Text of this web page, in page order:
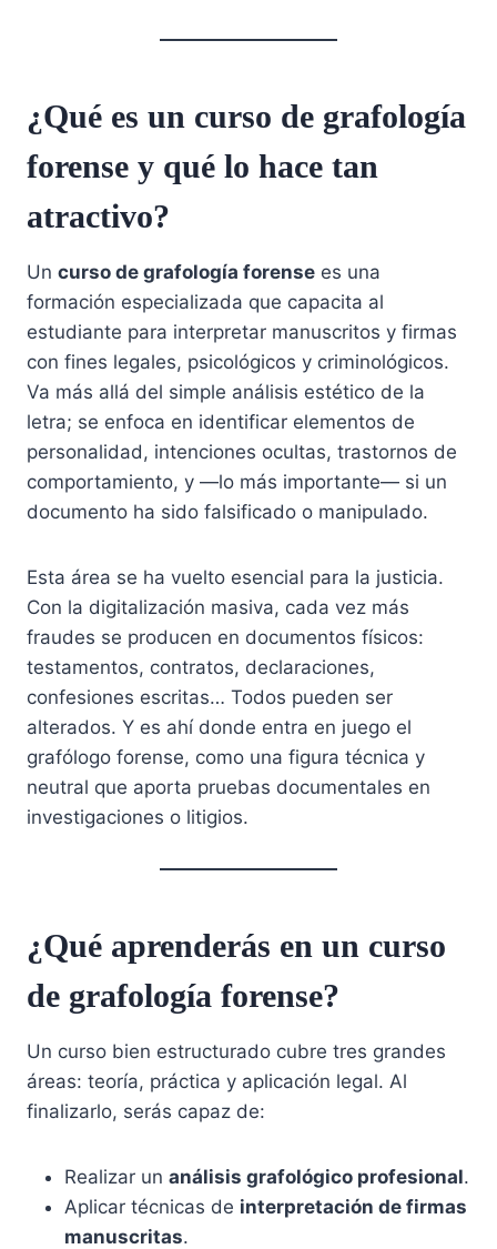
¿Qué es un curso de grafología
forense y qué lo hace tan
atractivo?
Un curso de grafología forense es una
formación especializada que capacita al
estudiante para interpretar manuscritos y firmas
con fines legales, psicológicos y criminológicos.
Va más allá del simple análisis estético de la
letra; se enfoca en identificar elementos de
personalidad, intenciones ocultas, trastornos de
comportamiento, y —lo más importante— si un
documento ha sido falsificado o manipulado.
Esta área se ha vuelto esencial para la justicia.
Con la digitalización masiva, cada vez más
fraudes se producen en documentos físicos:
testamentos, contratos, declaraciones,
confesiones escritas… Todos pueden ser
alterados. Y es ahí donde entra en juego el
grafólogo forense, como una figura técnica y
neutral que aporta pruebas documentales en
investigaciones o litigios.
¿Qué aprenderás en un curso
de grafología forense?
Un curso bien estructurado cubre tres grandes
áreas: teoría, práctica y aplicación legal. Al
finalizarlo, serás capaz de:
Realizar un análisis grafológico profesional.
Aplicar técnicas de interpretación de firmas
manuscritas.